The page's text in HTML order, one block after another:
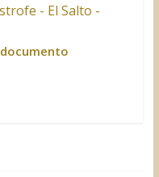
- El Salto -